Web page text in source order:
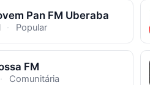
Pan FM Uberaba
· Popular
FM
· Comunitária